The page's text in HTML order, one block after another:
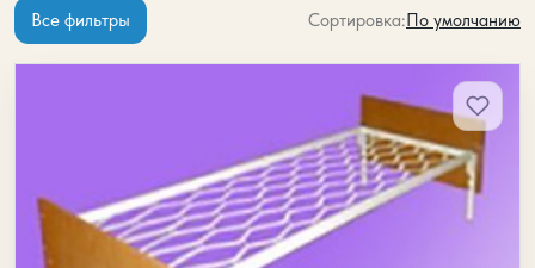
Все фильтры Сортировка:По умолчанию
Односпальные кровати для